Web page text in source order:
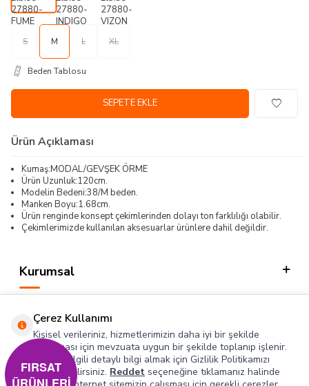
S M L XL
Beden Tablosu
SEPETE EKLE
Ürün Açıklaması
Kumaş:MODAL/GEVŞEK ÖRME
Ürün Uzunluk:120cm.
Modelin Bedeni:38/M beden.
Manken Boyu:1.68cm.
Ürün renginde konsept çekimlerinden dolayı ton farklılığı olabilir.
Çekimlerimizde kullanılan aksesuarlar ürünlere dahil değildir.
Kurumsal
Hızlı Erişim
Sosyal
Çerez Kullanımı
Kişisel verileriniz, hizmetlerimizin daha iyi bir şekilde
sunulması için mevzuata uygun bir şekilde toplanıp işlenir.
Konuyla ilgili detaylı bilgi almak için Gizlilik Politikamızı
inceleyebilirsiniz. Reddet seçeneğine tıklamanız halinde
FIRSAT
ÜRÜNLERİ